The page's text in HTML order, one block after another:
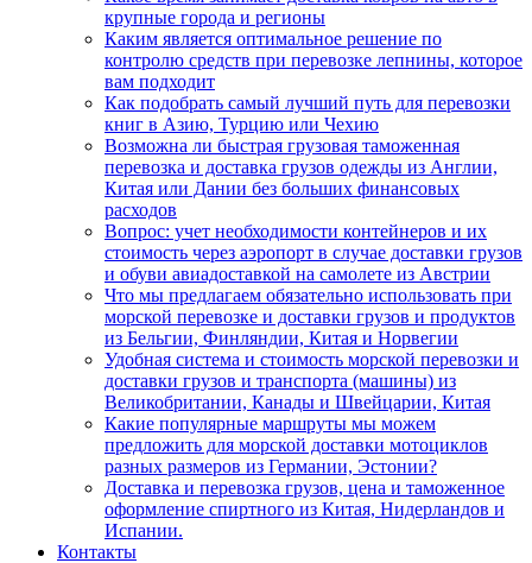
крупные города и регионы
Каким является оптимальное решение по
контролю средств при перевозке лепнины, которое
вам подходит
Как подобрать самый лучший путь для перевозки
книг в Азию, Турцию или Чехию
Возможна ли быстрая грузовая таможенная
перевозка и доставка грузов одежды из Англии,
Китая или Дании без больших финансовых
расходов
Вопрос: учет необходимости контейнеров и их
стоимость через аэропорт в случае доставки грузов
и обуви авиадоставкой на самолете из Австрии
Что мы предлагаем обязательно использовать при
морской перевозке и доставки грузов и продуктов
из Бельгии, Финляндии, Китая и Норвегии
Удобная система и стоимость морской перевозки и
доставки грузов и транспорта (машины) из
Великобритании, Канады и Швейцарии, Китая
Какие популярные маршруты мы можем
предложить для морской доставки мотоциклов
разных размеров из Германии, Эстонии?
Доставка и перевозка грузов, цена и таможенное
оформление спиртного из Китая, Нидерландов и
Испании.
Контакты